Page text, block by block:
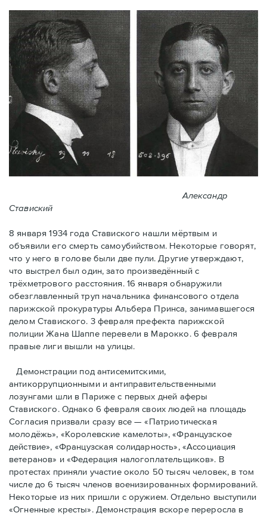
Александр
Ставиский
8 января 1934 года Ставиского нашли мёртвым и
объявили его смерть самоубийством. Некоторые говорят,
что у него в голове были две пули. Другие утверждают,
что выстрел был один, зато произведённый с
трёхметровoго расстояния. 16 января обнаружили
обезглавленный труп начальника финансового отдела
парижской прокуратуры Альбера Принса, занимавшегося
делом Cтавиского. 3 февраля префекта парижской
полиции Жана Шаппе перевели в Марокко. 6 февраля
правые лиги вышли на улицы.
Демонстрации под антисемитскими,
антикоррупционными и антиправительственными
лозунгами шли в Париже с первых дней аферы
Ставиского. Однако 6 февраля своих людей на площадь
Согласия призвали сразу все — «Патриотическая
молодёжь», «Королевские камелоты», «Французское
действие», «Французская солидарность», «Ассоциация
ветеранов» и «Федерация налогоплательщиков». В
протестах приняли участие около 50 тысяч человек, в том
числе до 6 тысяч членов военизированных формирований.
Некоторые из них пришли с оружием. Отдельно выступили
«Огненные кресты». Демонстрация вскоре переросла в